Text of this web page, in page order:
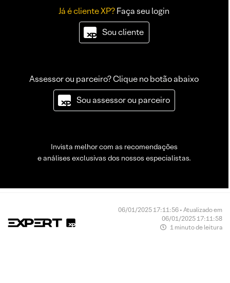
Já é cliente XP?Faça seu login
Sou cliente
Assessor ou parceiro? Clique no botão abaixo
Sou assessor ou parceiro
Invista melhor com as recomendações
e análises exclusivas dos nossos especialistas.
06/01/2025 17:11:56 • Atualizado em
06/01/2025 17:11:58
1 minuto de leitura